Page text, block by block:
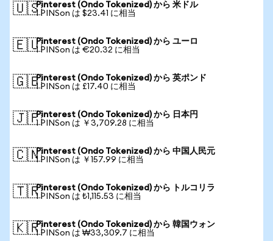
🇺🇸Pinterest (Ondo Tokenized) から 米ドル
1 PINSon は $23.41 に相当
🇪🇺Pinterest (Ondo Tokenized) から ユーロ
1 PINSon は €20.32 に相当
🇬🇧Pinterest (Ondo Tokenized) から 英ポンド
1 PINSon は £17.40 に相当
🇯🇵Pinterest (Ondo Tokenized) から 日本円
1 PINSon は ￥3,709.28 に相当
🇨🇳Pinterest (Ondo Tokenized) から 中国人民元
1 PINSon は ￥157.99 に相当
🇹🇷Pinterest (Ondo Tokenized) から トルコリラ
1 PINSon は ₺1,115.53 に相当
🇰🇷Pinterest (Ondo Tokenized) から 韓国ウォン
1 PINSon は ₩33,309.7 に相当